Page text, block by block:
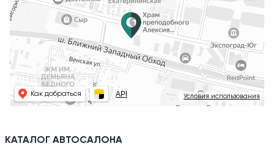
Условия использования
Как добраться API
КАТАЛОГ АВТОСАЛОНА